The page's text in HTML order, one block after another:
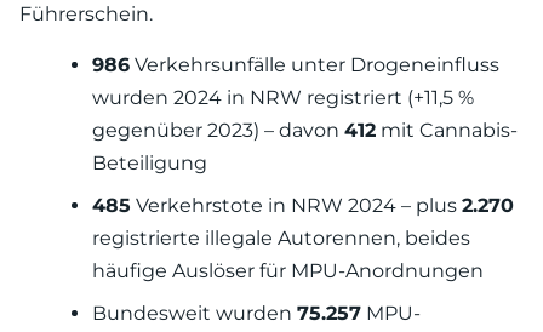
Führerschein.
986 Verkehrsunfälle unter Drogeneinfluss
wurden 2024 in NRW registriert (+11,5 %
gegenüber 2023) – davon 412 mit Cannabis-
Beteiligung
485 Verkehrstote in NRW 2024 – plus 2.270
registrierte illegale Autorennen, beides
häufige Auslöser für MPU-Anordnungen
Bundesweit wurden 75.257 MPU-